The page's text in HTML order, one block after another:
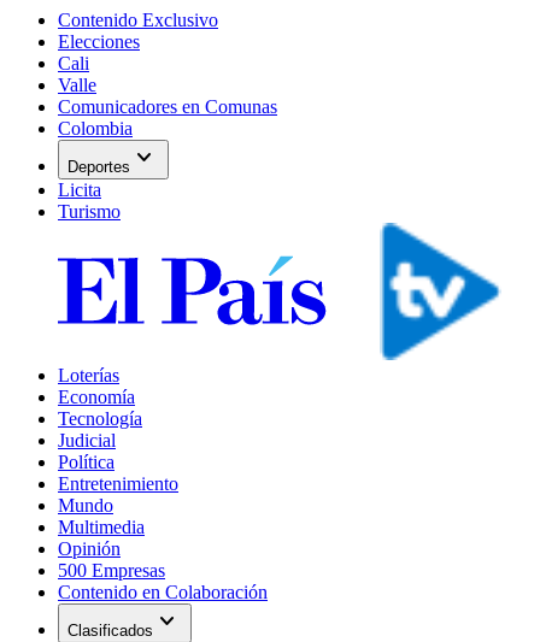
Contenido Exclusivo
Elecciones
Cali
Valle
Comunicadores en Comunas
Colombia
Deportes expand_more
Licita
Turismo
Loterías
Economía
Tecnología
Judicial
Política
Entretenimiento
Mundo
Multimedia
Opinión
500 Empresas
Contenido en Colaboración
Clasificados expand_more